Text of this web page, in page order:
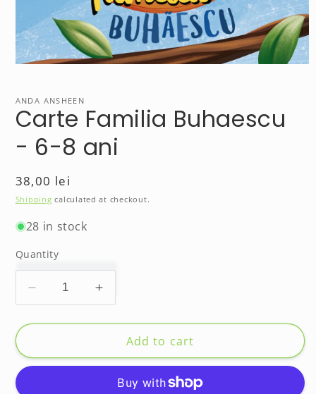
in
modal
ANDA ANSHEEN
Carte Familia Buhaescu
- 6-8 ani
Regular
price
38,00 lei
Shipping calculated at checkout.
28 in stock
Quantity
Decrease
quantity
for
Familia
Buhaescu
Increase
quantity
for
Carte
Familia
Add to cart